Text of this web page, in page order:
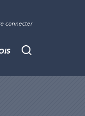
connecter
Recherche